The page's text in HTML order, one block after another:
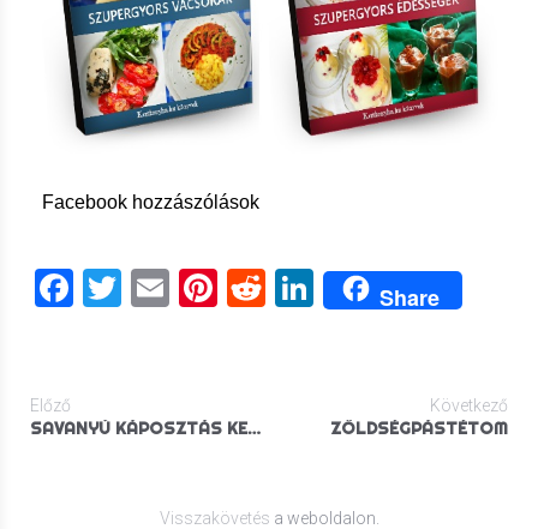
Facebook hozzászólások
Facebook
Twitter
EmailPinterest
RedditLinkedIn
Share
Előző
SAVANYÚ KÁPOSZTÁS KENYÉRRELVALÓ
Következő
ZÖLDSÉGPÁSTÉTOM
Visszakövetés a weboldalon.